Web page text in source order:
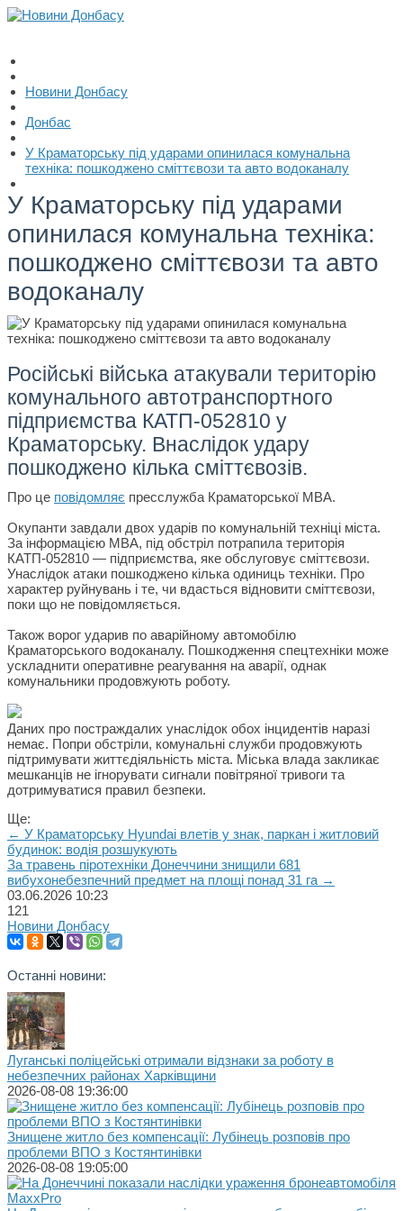
Новини Донбасу
Донбас
У Краматорську під ударами опинилася комунальна
техніка: пошкоджено сміттєвози та авто водоканалу
У Краматорську під ударами
опинилася комунальна техніка:
пошкоджено сміттєвози та авто
водоканалу
Російські війська атакували територію
комунального автотранспортного
підприємства КАТП-052810 у
Краматорську. Внаслідок удару
пошкоджено кілька сміттєвозів.
Про це повідомляє пресслужба Краматорської МВА.
Окупанти завдали двох ударів по комунальній техніці міста.
За інформацією МВА, під обстріл потрапила територія
КАТП-052810 — підприємства, яке обслуговує сміттєвози.
Унаслідок атаки пошкоджено кілька одиниць техніки. Про
характер руйнувань і те, чи вдасться відновити сміттєвози,
поки що не повідомляється.
Також ворог ударив по аварійному автомобілю
Краматорського водоканалу. Пошкодження спецтехніки може
ускладнити оперативне реагування на аварії, однак
комунальники продовжують роботу.
Даних про постраждалих унаслідок обох інцидентів наразі
немає. Попри обстріли, комунальні служби продовжують
підтримувати життєдіяльність міста. Міська влада закликає
мешканців не ігнорувати сигнали повітряної тривоги та
дотримуватися правил безпеки.
Ще:
← У Краматорську Hyundai влетів у знак, паркан і житловий
будинок: водія розшукують
За травень піротехніки Донеччини знищили 681
вибухонебезпечний предмет на площі понад 31 га →
03.06.2026 10:23
121
Новини Донбасу
Останні новини:
Луганські поліцейські отримали відзнаки за роботу в
небезпечних районах Харківщини
2026-08-08 19:36:00
Знищене житло без компенсації: Лубінець розповів про
проблеми ВПО з Костянтинівки
2026-08-08 19:05:00